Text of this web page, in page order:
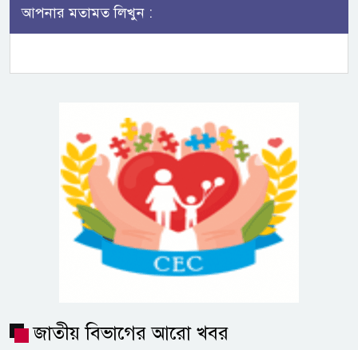
আপনার মতামত লিখুন :
জাতীয় বিভাগের আরো খবর